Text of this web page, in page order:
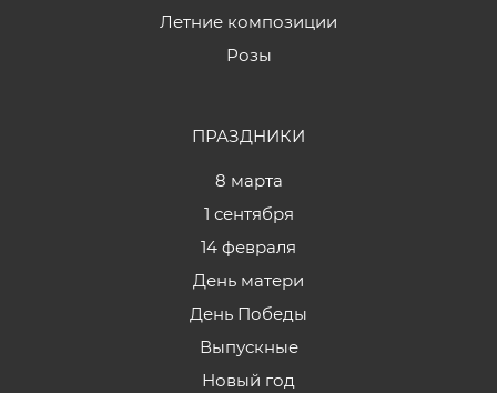
Летние композиции
Розы
ПРАЗДНИКИ
8 марта
1 сентября
14 февраля
День матери
День Победы
Выпускные
Новый год